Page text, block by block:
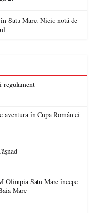
Satu Mare. Nicio notă de
regulament
României
Olimpia Satu Mare începe
Mare